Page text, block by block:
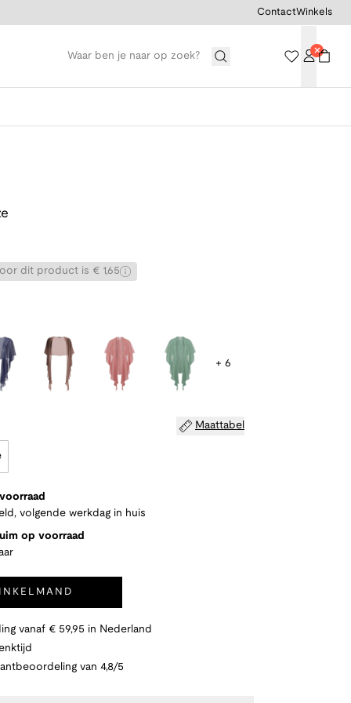
ContactWinkels
dit product is € 1,65
+ 6
Maattabel
volgende werkdag in huis
op voorraad
vanaf € 59,95 in Nederland
van 4,8/5